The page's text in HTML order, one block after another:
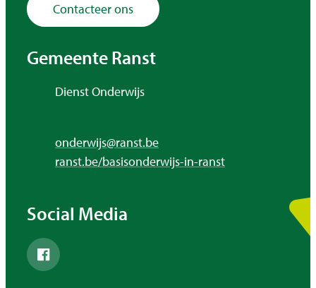
Contacteer ons
Gemeente Ranst
AdresDienst Onderwijs
E-mailonderwijs@ranst.be
Websiteranst.be/basisonderwijs-in-ranst
Social Media
Facebook